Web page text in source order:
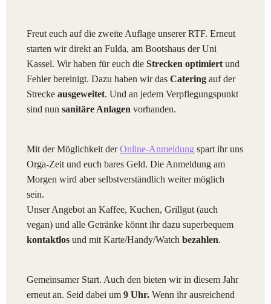
Freut euch auf die zweite Auflage unserer RTF. Erneut
starten wir direkt an Fulda, am Bootshaus der Uni
Kassel. Wir haben für euch dieStrecken optimiert und
Fehler bereinigt. Dazu haben wir dasCatering auf der
Streckeausgeweitet. Und an jedem Verpflegungspunkt
sind nunsanitäre Anlagen vorhanden.
Mit der Möglichkeit derOnline-Anmeldung spart ihr uns
Orga-Zeit und euch bares Geld. Die Anmeldung am
Morgen wird aber selbstverständlich weiter möglich
sein.
Unser Angebot an Kaffee, Kuchen, Grillgut (auch
vegan) und alle Getränke könnt ihr dazu superbequem
kontaktlos und mit Karte/Handy/Watchbezahlen.
Gemeinsamer Start. Auch den bieten wir in diesem Jahr
erneut an. Seid dabei um9 Uhr. Wenn ihr ausreichend